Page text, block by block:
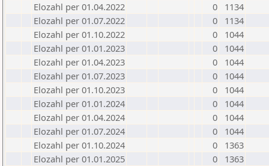
Elozahl per 01.04.2022
0
1134
Elozahl per 01.07.2022
0
1134
Elozahl per 01.10.2022
0
1044
Elozahl per 01.01.2023
0
1044
Elozahl per 01.04.2023
0
1044
Elozahl per 01.07.2023
0
1044
Elozahl per 01.10.2023
0
1044
Elozahl per 01.01.2024
0
1044
Elozahl per 01.04.2024
0
1044
Elozahl per 01.07.2024
0
1044
Elozahl per 01.10.2024
0
1363
Elozahl per 01.01.2025
0
1363